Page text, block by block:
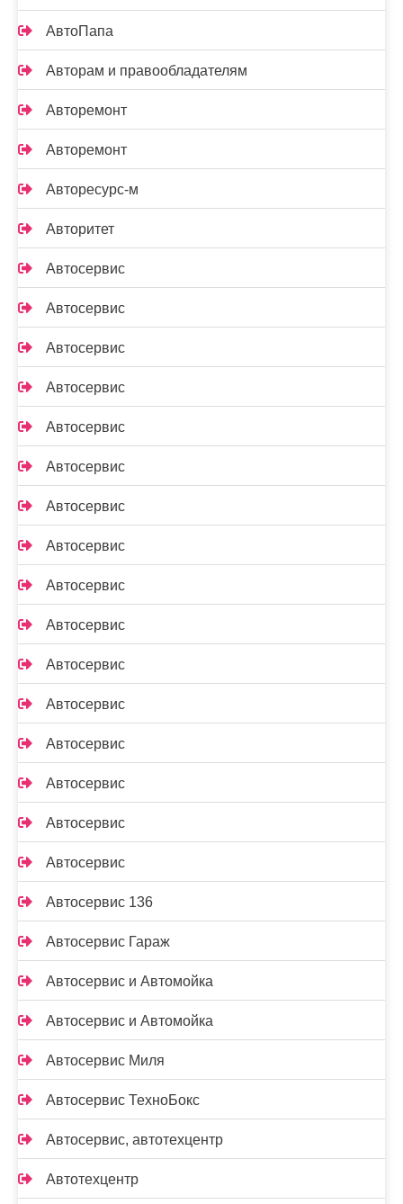
АвтоПапа
Авторам и правообладателям
Авторемонт
Авторемонт
Авторесурс-м
Авторитет
Автосервис
Автосервис
Автосервис
Автосервис
Автосервис
Автосервис
Автосервис
Автосервис
Автосервис
Автосервис
Автосервис
Автосервис
Автосервис
Автосервис
Автосервис
Автосервис
Автосервис 136
Автосервис Гараж
Автосервис и Автомойка
Автосервис и Автомойка
Автосервис Миля
Автосервис ТехноБокс
Автосервис, автотехцентр
Автотехцентр